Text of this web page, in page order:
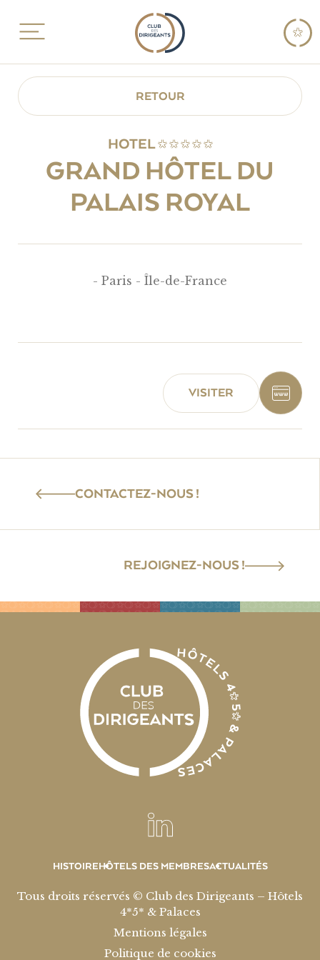
HOTEL
GRAND HÔTEL DU
PALAIS ROYAL
- Paris - Île-de-France
RETOUR
VISITER
CONTACTEZ-NOUS !
REJOIGNEZ-NOUS !
HISTOIREHÔTELS DES MEMBRESACTUALITÉS
Tous droits réservés © Club des Dirigeants – Hôtels
4*5* & Palaces
Mentions légales
Politique de cookies